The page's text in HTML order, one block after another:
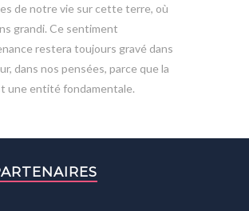
de notre vie sur cette terre, où
grandi. Ce sentiment
restera toujours gravé dans
dans nos pensées, parce que la
une entité fondamentale.